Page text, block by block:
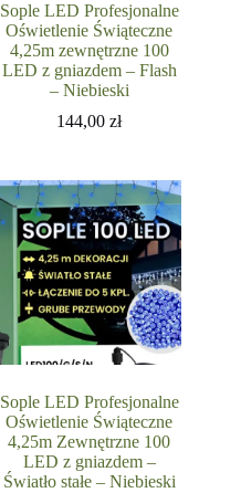
Sople LED Profesjonalne
Oświetlenie Świąteczne
4,25m zewnętrzne 100
LED z gniazdem – Flash
– Niebieski
144,00zł
Sople LED Profesjonalne
Oświetlenie Świąteczne
4,25m Zewnętrzne 100
LED z gniazdem –
Światło stałe – Niebieski